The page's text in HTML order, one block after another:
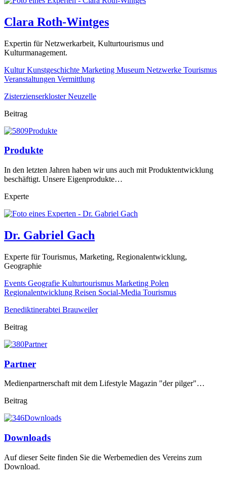
Clara Roth-Wintges
Expertin für Netzwerkarbeit, Kulturtourismus und
Kulturmanagement.
KulturKunstgeschichte Marketing Museum Netzwerke Tourismus
Veranstaltungen Vermittlung
Zisterzienserkloster Neuzelle
Beitrag
Produkte
In den letzten Jahren haben wir uns auch mit Produktentwicklung
beschäftigt. Unsere Eigenprodukte…
Experte
Dr. Gabriel Gach
Experte für Tourismus, Marketing, Regionalentwicklung,
Geographie
Events Geografie Kulturtourismus Marketing Polen
Regionalentwicklung Reisen Social-Media Tourismus
Benediktinerabtei Brauweiler
Beitrag
Partner
Medienpartnerschaft mit dem Lifestyle Magazin "der pilger"…
Beitrag
Downloads
Auf dieser Seite finden Sie die Werbemedien des Vereins zum
Download.